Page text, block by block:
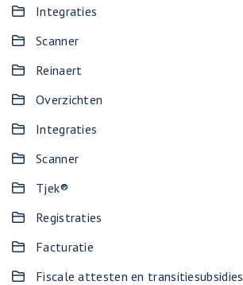
Integraties
Scanner
Reinaert
Overzichten
Integraties
Scanner
Tjek®
Registraties
Facturatie
Fiscale attesten en transitiesubsidies